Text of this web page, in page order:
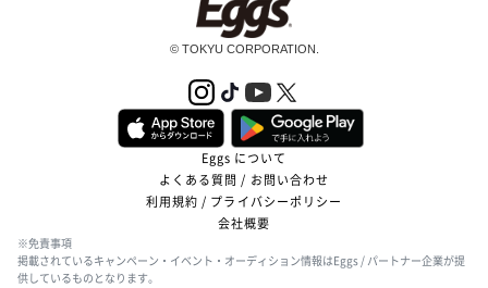
© TOKYU CORPORATION.
Eggs について
よくある質問 / お問い合わせ
利用規約 / プライバシーポリシー
会社概要
※免責事項
掲載されているキャンペーン・イベント・オーディション情報はEggs / パートナー企業が提
供しているものとなります。